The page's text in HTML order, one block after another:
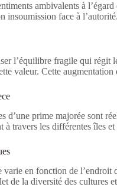
ambivalents à
insoumission face à l’autorité.
l’équilibre fragile qui
valeur. Cette
prime majorée sont
travers les différentes îles
en fonction de
de la diversité des cultures